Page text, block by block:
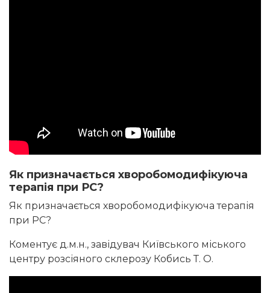
Як призначається хворобомодифікуюча
терапія при РС?
Як призначається хворобомодифікуюча терапія
при РС?
Коментує д.м.н., завідувач Київського міського
центру розсіяного склерозу Кобись Т. О.